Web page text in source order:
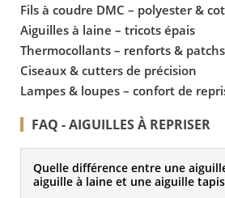
Fils à coudre DMC – polyester &
Aiguilles à laine – tricots épais
Thermocollants – renforts & patchs
Ciseaux & cutters de précision
Lampes & loupes – confort de
FAQ - AIGUILLES À REPRISER
Quelle différence entre une
aiguille à laine et une aiguille